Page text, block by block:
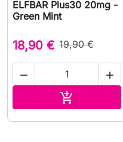
ELFBAR Plus30 20mg -
Green Mint
18,90 € 19,90 €
 
